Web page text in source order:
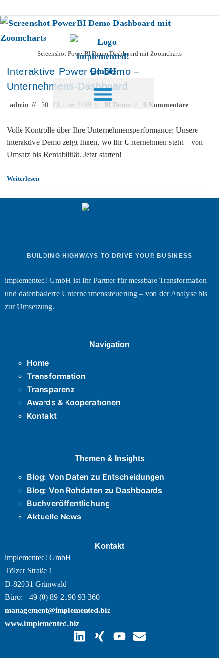
springen
Screenshot PowerBI Demo Dashboard mit Zoomcharts
Interaktive Power BI Demo –
Unternehmens-Dashboard
admin 30. Oktober 2019 BI Demo 0 Kommentare
Volle Kontrolle über Ihre Unternehmensperformance: Unsere
interaktive Demo zeigt Ihnen, wo Ihr Unternehmen steht – von
Umsatz bis Rentabilität. Jetzt starten!
Weiterlesen
BUILDING HIGHWAYS TO DRIVE YOUR BUSINESS
implemented! GmbH ist Ihr Partner für messbare Transformation
und datenbasierte Unternehmenssteuerung – von der Analyse bis
zur Umsetzung.
Navigation
Home
Transformation
Transparenz
Awards & Kooperationen
Kontakt
Themen & Insights
Blog: Von Daten zu Entscheidungen
Blog: Von Rohdaten zu Dashboards
Buchveröffentlichung
Aktuelle News
Kontakt
implemented! GmbH
Tölzer Straße 1
D-82031 Grünwald
Büro: +49 (0) 89 2190 93 360
management@implemented.biz
www.implemented.biz